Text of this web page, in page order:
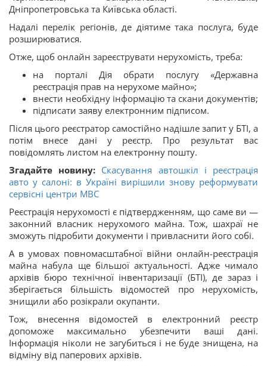
Дніпропетровська та Київська області.
Надалі перелік регіонів, де діятиме така послуга, буде
розширюватися.
Отже, щоб онлайн зареєструвати нерухомість, треба:
на порталі Дія обрати послугу «Державна
реєстрація прав на нерухоме майно»;
внести необхідну інформацію та скани документів;
підписати заяву електронним підписом.
Після цього реєстратор самостійно надішле запит у БТІ, а
потім внесе дані у реєстр. Про результат вас
повідомлять листом на електронну пошту.
Згадайте новину: Скасування автошкіл і реєстрація
авто у салоні: в Україні вирішили знову реформувати
сервісні центри МВС
Реєстрація нерухомості є підтвердженням, що саме ви —
законний власник нерухомого майна. Тож, шахраї не
зможуть підробити документи і привласнити його собі.
А в умовах повномасштабної війни онлайн-реєстрація
майна набула ще більшої актуальності. Адже чимало
архівів бюро технічної інвентаризації (БТІ), де зараз і
зберігається більшість відомостей про нерухомість,
знищили або розікрали окупанти.
Тож, внесення відомостей в електронний реєстр
допоможе максимально убезпечити ваші дані.
Інформація ніколи не загубиться і не буде знищена, на
відміну від паперових архівів.